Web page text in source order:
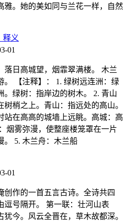
雅。她的美如同与兰花一样，自然
释义
01
落日高城望，烟霏翠满楼。 木兰
。 【注释】： 1. 绿树远连洲：绿
。绿树：指岸边的树木。 2. 青山
梢之上。青山：指远处的高山。
站在高高的城墙上远眺。高城：高
烟雾弥漫，使整座楼笼罩在一片
。 5. 木兰舟：木兰船
01
创作的一首五言古诗。全诗共四
逗号隔开。 第一联：壮河山表
今。风云全晋在，草木故都深。